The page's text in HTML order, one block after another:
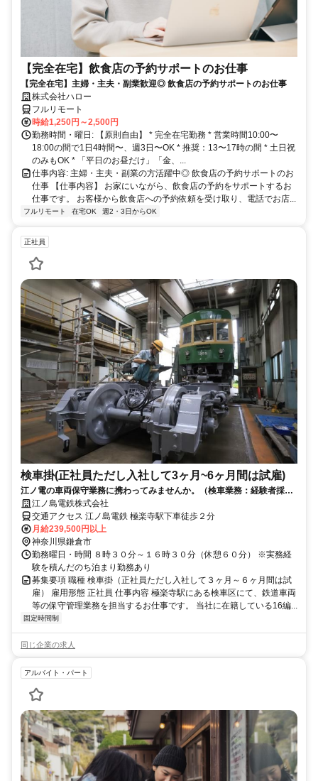
【完全在宅】飲食店の予約サポートのお仕事
【完全在宅】主婦・主夫・副業歓迎◎ 飲食店の予約サポートのお仕事
株式会社ハロー
フルリモート
時給1,250円～2,500円
勤務時間・曜日: 【原則自由】 * 完全在宅勤務 * 営業時間10:00〜
18:00の間で1日4時間〜、週3日〜OK * 推奨：13〜17時の間 * 土日祝
のみもOK * 「平日のお昼だけ」「金、...
仕事内容: 主婦・主夫・副業の方活躍中◎ 飲食店の予約サポートのお
仕事 【仕事内容】 お家にいながら、飲食店の予約をサポートするお
仕事です。 お客様から飲食店への予約依頼を受け取り、電話でお店...
フルリモート 在宅OK 週2・3日からOK
正社員
検車掛(正社員ただし入社して3ヶ月~6ヶ月間は試雇)
江ノ電の車両保守業務に携わってみませんか。（検車業務：経験者採
用）江ノ島電鉄株式会社
交通アクセス 江ノ島電鉄 極楽寺駅下車徒歩２分
月給239,500円以上
神奈川県鎌倉市
勤務曜日・時間 ８時３０分～１６時３０分（休憩６０分） ※実務経
験を積んだのち泊まり勤務あり
募集要項 職種 検車掛（正社員ただし入社して３ヶ月～６ヶ月間は試
雇） 雇用形態 正社員 仕事内容 極楽寺駅にある検車区にて、鉄道車両
等の保守管理業務を担当するお仕事です。 当社に在籍している16編...
固定時間制
同じ企業の求人
アルバイト・パート